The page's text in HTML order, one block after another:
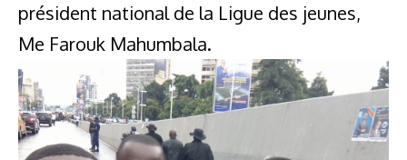
président national de la Ligue des jeunes,
Me Farouk Mahumbala.